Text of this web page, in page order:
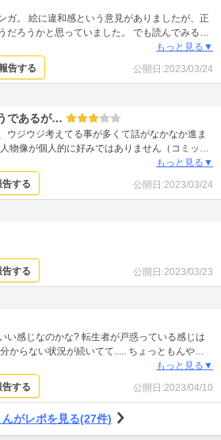
ガ。 絵に違和感という意見がありましたが、正
だろうかと思っていました。 でも読んでみると
じませんでした。 表紙の違和感は色塗りの問題
と思います。 私と同じように表紙で敬遠しそう
読んでみて判断してください。
もっと見る▼
告する 公開日:2023/03/24
であるが…
ウジウジ考えてる事が多くて話がなかなか進ま
物像が個人的に好みではありません（コミック
しまって）。 まだ序盤だから仕方ないと思いま
・ハッキリしない・ウジウジし過ぎな所がこれ
待します。
もっと見る▼
告する 公開日:2023/03/24
告する 公開日:2023/03/23
い感じなのかな? 転生者が戸惑っている感じは
からない状況が続いてて..... ちょっともんやり
もっと見る▼
告する 公開日:2023/04/10
がレポを見る(27件)